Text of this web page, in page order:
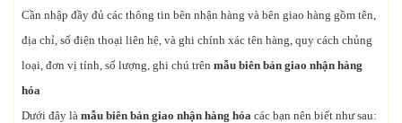
Cần nhập đầy đủ các thông tin bên nhận hàng và bên giao hàng gồm tên,
địa chỉ, số điện thoại liên hệ, và ghi chính xác tên hàng, quy cách chủng
loại, đơn vị tính, số lượng, ghi chú trên mẫu biên bản giao nhận hàng
hóa
Dưới đây là mẫu biên bản giao nhận hàng hóa các bạn nên biết như sau: